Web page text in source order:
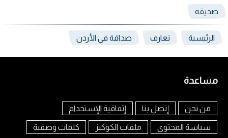
صديقه
الرئيسية تعارف صداقة في الأردن
مساعدة
من نحن إتصل بنا إتفاقية الإستخدام
سياسة المحتوى ملفات الكوكيز كلمات وصفية